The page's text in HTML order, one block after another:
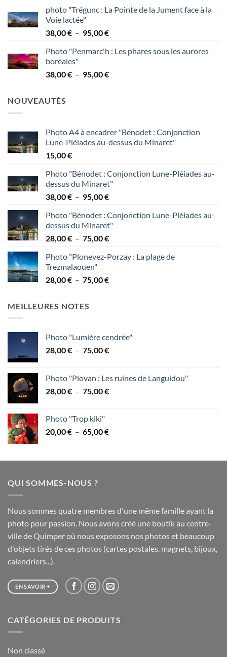
prix :
à
photo "Trégunc : La Pointe de la Jument face à la
Voie lactée"
38,00€ – 95,00€Plage
prix :
à
Photo "Penmarc'h : Les phares sous les aurores
boréales"
38,00€ – 95,00€Plage
NOUVEAUTÉS
Photo A4 à encadrer "Bénodet : Conjonction
Lune-Pléiades au-dessus du Minaret"
15,00€
Photo "Bénodet : Conjonction Lune-Pléiades au-
dessus du Minaret"
38,00€ – 95,00€Plage
prix :
38,00 €
à
Photo "Bénodet : Conjonction Lune-Pléiades au-
dessus du Minaret"
28,00€ – 75,00€Plage
prix :
à
Photo "Plonevez-Porzay : La plage de
Trezmalaouen"
28,00€ – 75,00€Plage
MEILLEURES NOTES
Photo "Lumière cendrée"
28,00€ – 75,00€Plage
28,00 €
à
Photo "Plovan : Les ruines de Languidou"
28,00€ – 75,00€Plage
à
Photo "Trop kiki"
20,00€ – 65,00€Plage
20,00 €
QUI SOMMES-NOUS ?
Nous sommes quatre membres d'une même famille ayant la
photo pour passion. Nous avons créé une boutik au centre-
ville de Quimper où nous exposons nos photos et beaucoup
d'objets tirés de ces photos (cartes postales, magnets, bijoux,
calendriers...).
EN SAVOIR +
CATÉGORIES DE PRODUITS
Non classé